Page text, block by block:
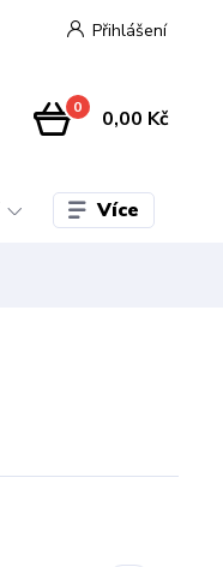
Přihlášení
0 0,00 Kč
Více